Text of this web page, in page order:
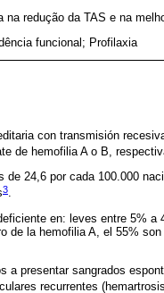
redução da TAS e na
funcional; Profilaxia
con transmisión
de hemofilia A o B,
24,6 por cada 100.000
3.
en: leves entre 5%
de la hemofilia A, el 55%
a presentar sangrados
recurrentes